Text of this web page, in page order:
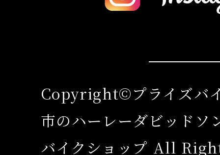
Copyright©プライズバ
市のハーレーダビッドソ
バイクショップ All